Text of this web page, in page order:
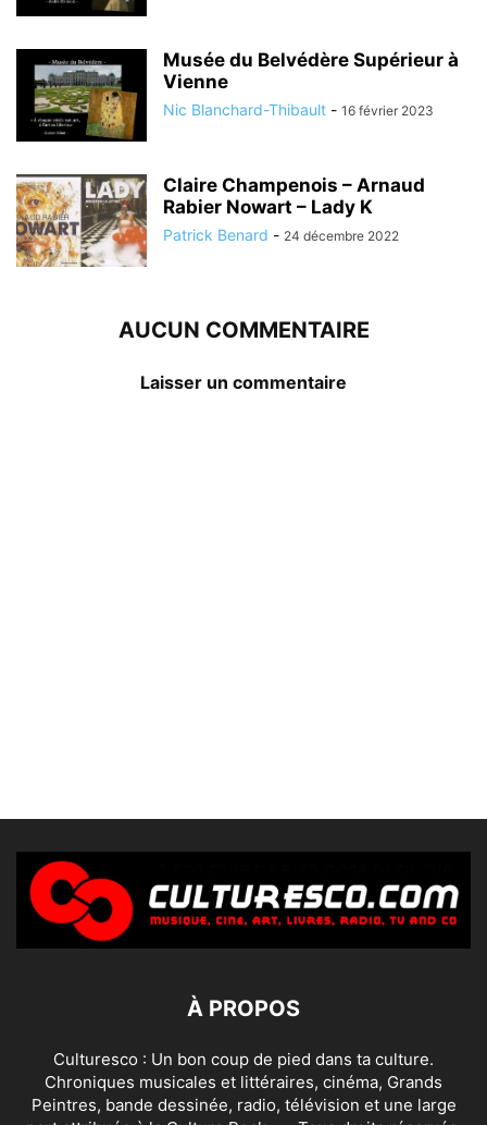
Musée du Belvédère Supérieur à
Vienne
Nic Blanchard-Thibault - 16 février 2023
Claire Champenois – Arnaud
Rabier Nowart – Lady K
Patrick Benard - 24 décembre 2022
AUCUN COMMENTAIRE
Laisser un commentaire
À PROPOS
Culturesco : Un bon coup de pied dans ta culture.
Chroniques musicales et littéraires, cinéma, Grands
Peintres, bande dessinée, radio, télévision et une large